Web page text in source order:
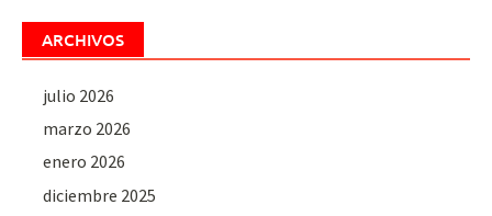
ARCHIVOS
julio 2026
marzo 2026
enero 2026
diciembre 2025